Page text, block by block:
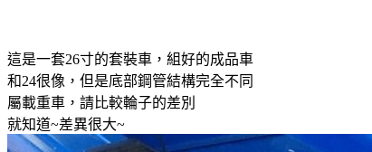
這是一套26寸的套裝車，組好的成品車
和24很像，但是底部鋼管結構完全不同
屬載重車，請比較輪子的差別
就知道~差異很大~